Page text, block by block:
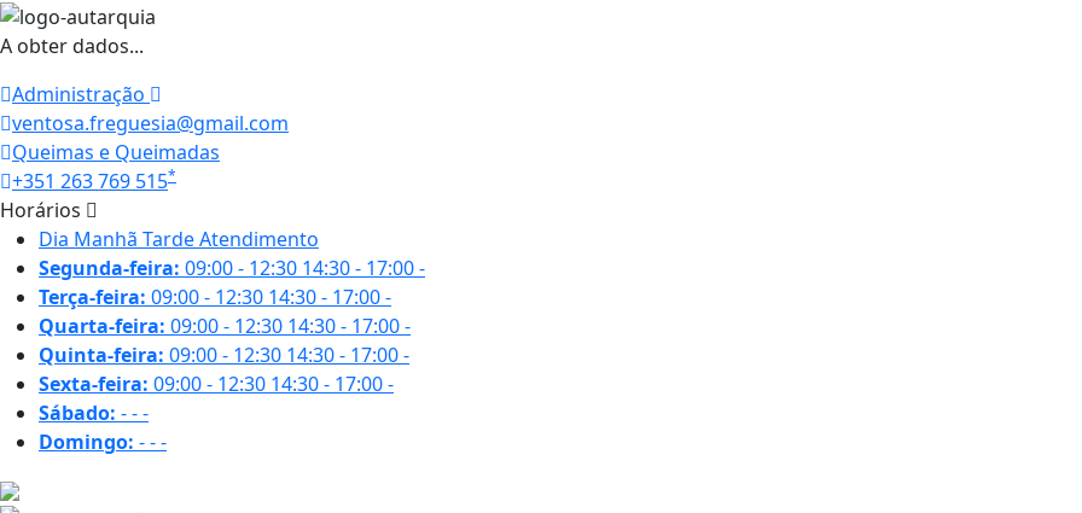
A obter dados...
Administração
ventosa.freguesia@gmail.com
Queimas e Queimadas
+351 263 769 515*
Horários
Dia Manhã TardeAtendimento
Segunda-feira: 09:00 - 12:30 14:30 - 17:00-
Terça-feira: 09:00 - 12:30 14:30 - 17:00-
Quarta-feira: 09:00 - 12:30 14:30 - 17:00-
Quinta-feira: 09:00 - 12:30 14:30 - 17:00-
Sexta-feira: 09:00 - 12:30 14:30 - 17:00-
Sábado: ---
Domingo: ---